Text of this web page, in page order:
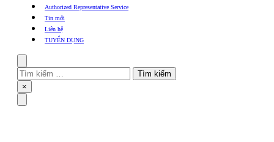
Authorized Representative Service
Tin mới
Liên hệ
TUYỂN DỤNG
Tìm
kiếm
cho:
Close
×